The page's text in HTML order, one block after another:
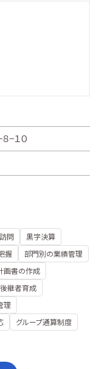
−１０
問
黒字決算
握
部門別の業績管理
画書の作成
後継者育成
理
グループ通算制度